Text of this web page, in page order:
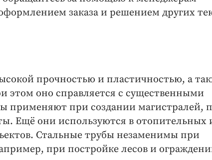
заказа и решением других
прочностью и пластичностью, а
этом оно справляется с существенными
применяют при создании магистралей,
Ещё они используются в отопительных
Стальные трубы незаменимы при
при постройке лесов и